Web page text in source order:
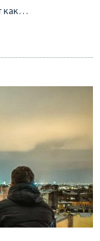
как…